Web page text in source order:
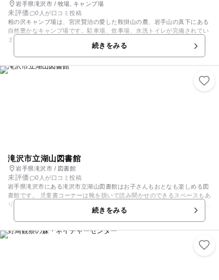
岩手県滝沢市 / 牧場, キャンプ場
未評価
0人が口コミ投稿
相の沢キャンプ場は、宮沢賢治の愛した鞍掛山の麓、岩手山の真下にある
自然豊かなキャンプ場です。駐車場、炊事場、水洗トイレが完備されてい
ます。電気は使えません。キャンプ場の近くに遊歩道（ドングリの森）が
あり、相の沢牧野の牛や馬、岩手山を見ながらゆったりと散策することが
できます。協力金を募り運営しています。ご協力をお願いします。
続きをみる
滝沢市立湖山図書館
岩手県滝沢市 / 図書館
未評価
0人が口コミ投稿
岩手県滝沢市にある滝沢市立湖山図書館はお子さんもおとなも楽しめる図
書館です。 児童書コーナーは靴を脱いで読み聞かせのできるスペースもあ
ります。移動図書館車があったり、親子で利用するのにぴったりです。 複
合施設内にある図書館なので、買い物や食事がてら立ち寄るのもオススメ
です。
続きをみる